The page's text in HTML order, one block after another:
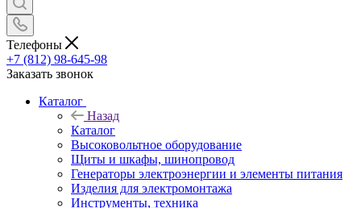
Телефоны
+7 (812) 98-645-98
Заказать звонок
Каталог
Назад
Каталог
Высоковольтное оборудование
Щиты и шкафы, шинопровод
Генераторы электроэнергии и элементы питания
Изделия для электромонтажа
Инструменты, техника